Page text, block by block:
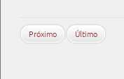
Próximo Último